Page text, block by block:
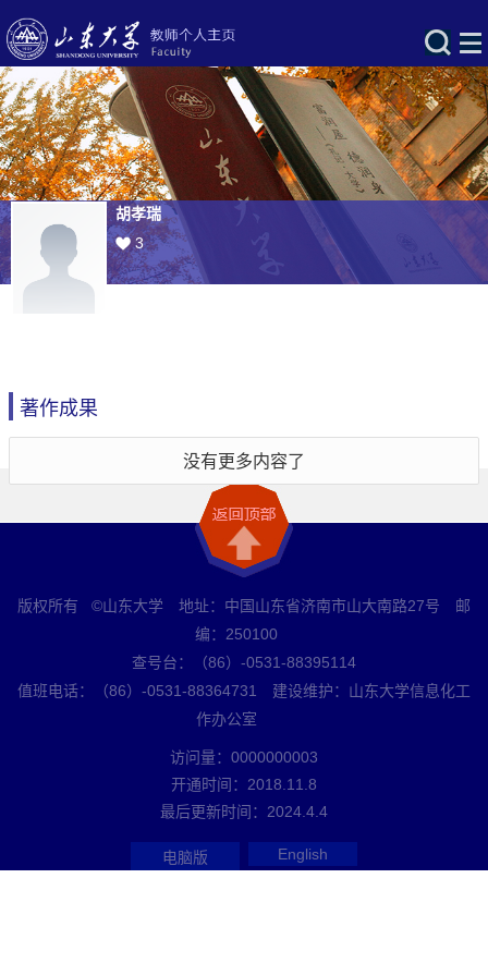
胡孝瑞
3
著作成果
没有更多内容了
版权所有 ©山东大学 地址：中国山东省济南市山大南路27号 邮
编：250100
查号台：（86）-0531-88395114
值班电话：（86）-0531-88364731 建设维护：山东大学信息化工
作办公室
访问量： 0000000003
开通时间： 2018 11 8
最后更新时间： 2024 4 4
电脑版 English